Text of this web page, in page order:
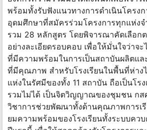
พร้อมทั้งรับฟังแนวทางการดำเนินโครง
อุดมศึกษาที่สมัครร่วมโครงการทุกแห่ง
รวม 28 หลักสูตร โดยพิจารณาคัดเลือ
อย่างละเอียดรอบคอบ เพื่อให้มั่นใจว่าจ
ที่มีความพร้อมในการเป็นสถาบันผลิตแ
ที่มีคุณภาพ สำหรับโรงเรียนในพื้นที่ห่าง
แห่งในรัศมีของทั้ง 11 สถาบัน ถือเป็นโร
รวมไม่ได้ เป็นจิตวิญญาณของชุมชน กส
วิชาการช่วยพัฒนาทั้งด้านคุณภาพการเรี
ยมความพร้อมของโรงเรียนทั้งระบบคว